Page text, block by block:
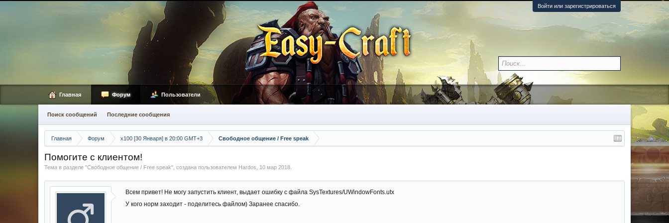
Войти или зарегистрироваться
Главная Форум х100 [30 Января] в 20:00 GMT+3 Свободное общение / Free speak
Помогите с клиентом!
Тема в разделе "Свободное общение / Free speak", создана пользователем Hardos 10 мар 2018
Всем привет! Не могу запустить клиент, выдает ошибку с файла SysTextures/UWindowFonts.utx
У кого норм заходит - поделитесь файлом) Заранее спасибо.
Главная Форум
Поиск сообщений Последние сообщения
Пользователи